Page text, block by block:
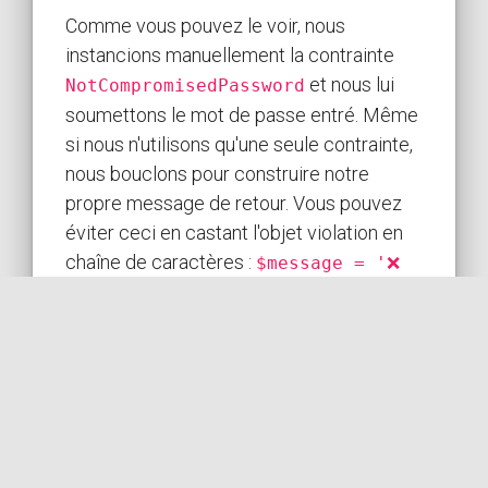
Comme vous pouvez le voir, nous
instancions manuellement la contrainte
NotCompromisedPassword et nous lui
soumettons le mot de passe entré. Même
si nous n'utilisons qu'une seule contrainte,
nous bouclons pour construire notre
propre message de retour. Vous pouvez
éviter ceci en castant l'objet violation en
chaîne de caractères : $message = '❌